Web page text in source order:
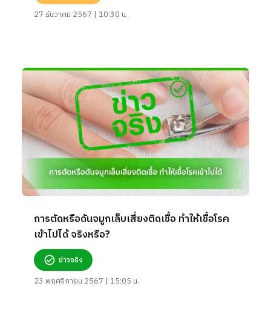
27 ธันวาคม 2567 | 10:30 น.
การตัดหรือดันจมูกเล็บเสี่ยงติดเชื้อ ทำให้เชื้อโรค
เข้าไปได้ จริงหรือ?
ข่าวจริง
23 พฤศจิกายน 2567 | 15:05 น.